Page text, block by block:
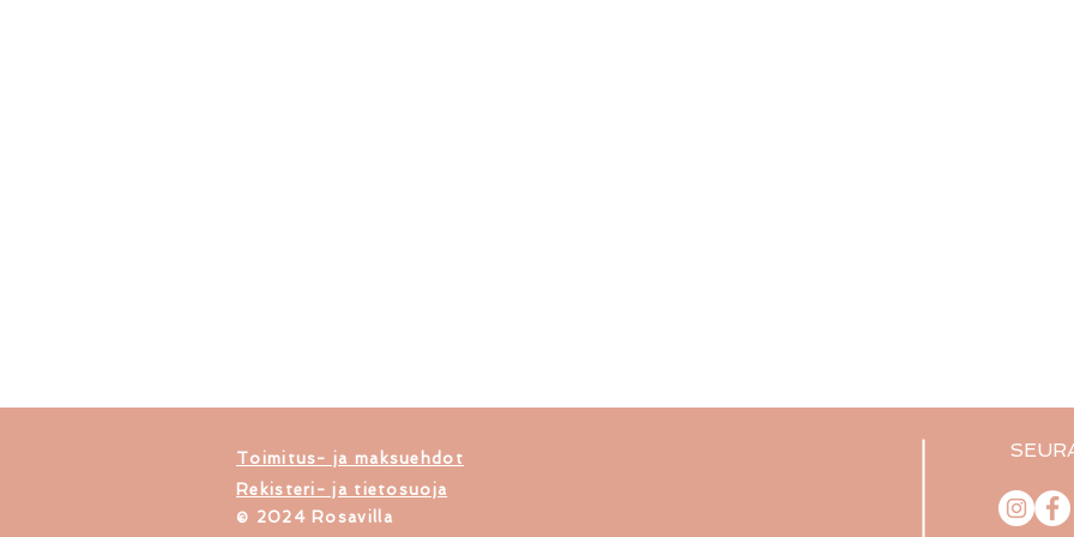
Toimitus- ja maksuehdot
Rekisteri- ja tietosuoja
​© 2024 Rosavilla